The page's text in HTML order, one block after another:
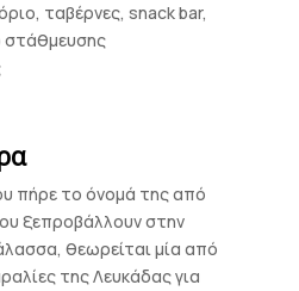
ταβέρνες, snack bar,
πήρε το όνομά της από
ξεπροβάλλουν στην
θεωρείται μία από
της Λευκάδας για